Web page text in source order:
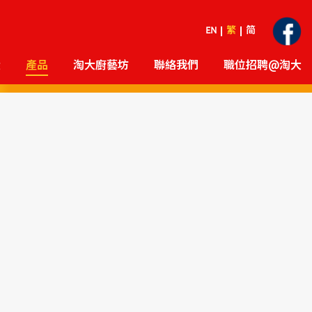
EN 繁 简
產品 淘大廚藝坊 聯絡我們 職位招聘@淘大